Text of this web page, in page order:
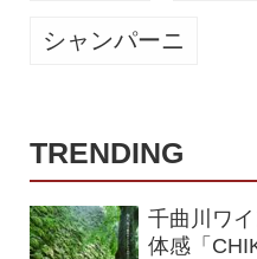
シャンパーニ
TRENDING
千曲川ワ
体感「